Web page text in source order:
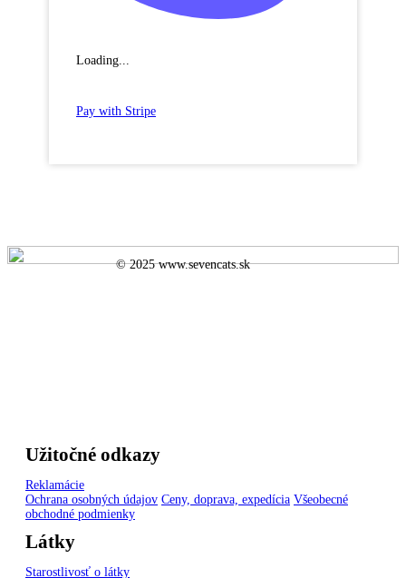
Loading...
Pay with Stripe
© 2025 www.sevencats.sk
Užitočné odkazy
Reklamácie
Ochrana osobných údajov Ceny, doprava, expedícia Všeobecné
obchodné podmienky
Látky
Starostlivosť o látky